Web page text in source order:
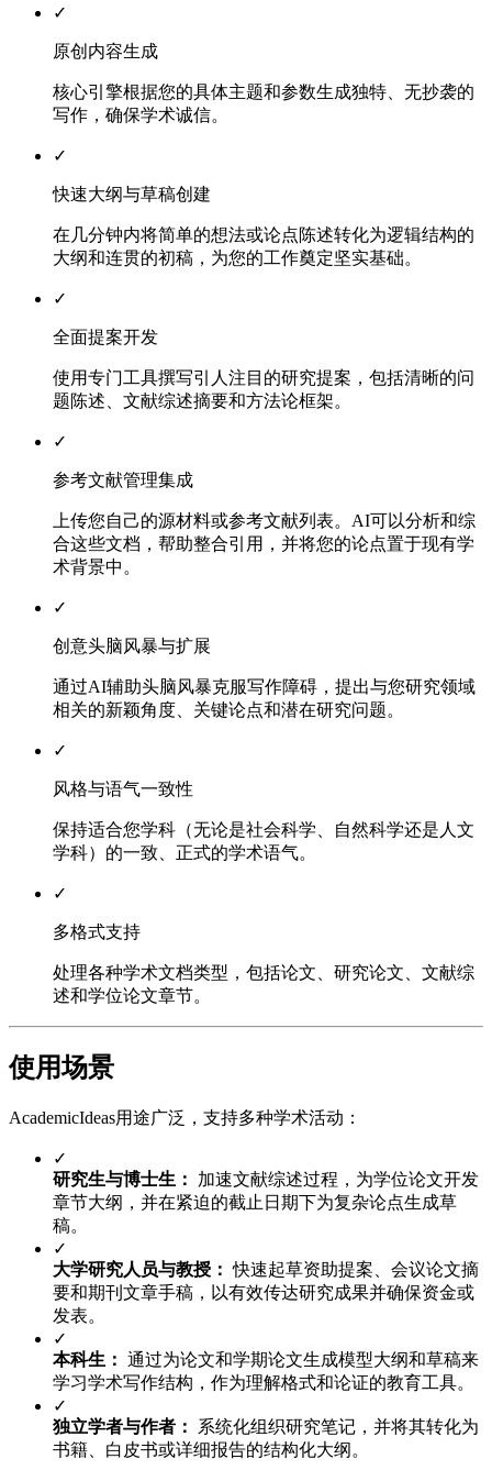
✓
原创内容生成
核心引擎根据您的具体主题和参数生成独特、无抄袭的
写作，确保学术诚信。
✓
快速大纲与草稿创建
在几分钟内将简单的想法或论点陈述转化为逻辑结构的
大纲和连贯的初稿，为您的工作奠定坚实基础。
✓
全面提案开发
使用专门工具撰写引人注目的研究提案，包括清晰的问
题陈述、文献综述摘要和方法论框架。
✓
参考文献管理集成
上传您自己的源材料或参考文献列表。AI可以分析和综
合这些文档，帮助整合引用，并将您的论点置于现有学
术背景中。
✓
创意头脑风暴与扩展
通过AI辅助头脑风暴克服写作障碍，提出与您研究领域
相关的新颖角度、关键论点和潜在研究问题。
✓
风格与语气一致性
保持适合您学科（无论是社会科学、自然科学还是人文
学科）的一致、正式的学术语气。
✓
多格式支持
处理各种学术文档类型，包括论文、研究论文、文献综
述和学位论文章节。
使用场景
AcademicIdeas用途广泛，支持多种学术活动：
✓
研究生与博士生：
加速文献综述过程，为学位论文开发
章节大纲，并在紧迫的截止日期下为复杂论点生成草
稿。
✓
大学研究人员与教授： 快速起草资助提案、会议论文摘
要和期刊文章手稿，以有效传达研究成果并确保资金或
发表。
✓
本科生： 通过为论文和学期论文生成模型大纲和草稿来
学习学术写作结构，作为理解格式和论证的教育工具。
✓
独立学者与作者：
系统化组织研究笔记，并将其转化为
书籍、白皮书或详细报告的结构化大纲。